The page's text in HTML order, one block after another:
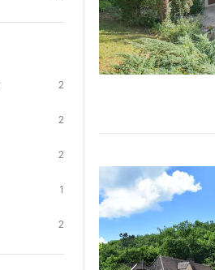
2
2
2
1
2